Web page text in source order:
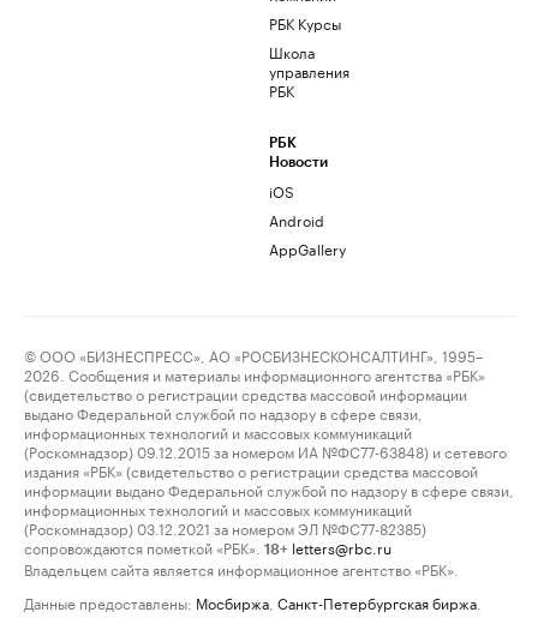
РБК Курсы
Школа
управления
РБК
РБК
Новости
iOS
Android
AppGallery
© ООО «БИЗНЕСПРЕСС», АО «РОСБИЗНЕСКОНСАЛТИНГ», 1995–
2026. Сообщения и материалы информационного агентства «РБК»
(свидетельство о регистрации средства массовой информации
выдано Федеральной службой по надзору в сфере связи,
информационных технологий и массовых коммуникаций
(Роскомнадзор) 09.12.2015 за номером ИА №ФС77-63848) и сетевого
издания «РБК» (свидетельство о регистрации средства массовой
информации выдано Федеральной службой по надзору в сфере связи,
информационных технологий и массовых коммуникаций
(Роскомнадзор) 03.12.2021 за номером ЭЛ №ФС77-82385)
сопровождаются пометкой «РБК».
18+ letters@rbc.ru
Владельцем сайта является информационное агентство «РБК».
Данные предоставлены: Мосбиржа Санкт-Петербургская биржа